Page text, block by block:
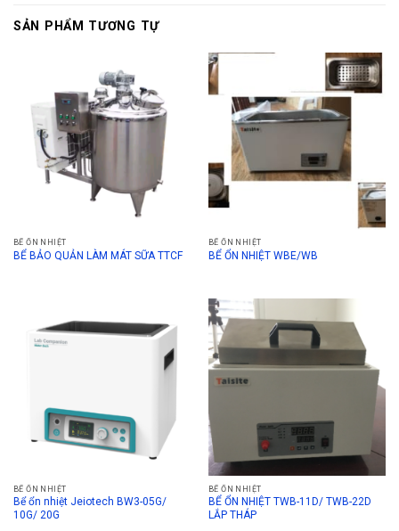
SẢN PHẨM TƯƠNG TỰ
BỂ ỔN NHIỆT
BỂ BẢO QUẢN LÀM MÁT SỮA TTCF
BỂ ỔN NHIỆT
BỂ ỔN NHIỆT WBE/WB
BỂ ỔN NHIỆT
Bể ổn nhiệt Jeiotech BW3-05G/
10G/ 20G
BỂ ỔN NHIỆT
BỂ ỔN NHIỆT TWB-11D/ TWB-22D
LẮP THÁP